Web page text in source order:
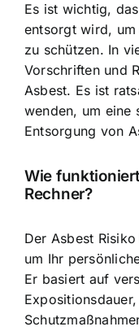
Es ist wichtig,
entsorgtwird, um
zu schützen. In
Vorschriften und
Asbest. Es ist
wenden, um eine
Entsorgung von
Wie
Rechner?
Der Asbest
um Ihr
Er basiert auf